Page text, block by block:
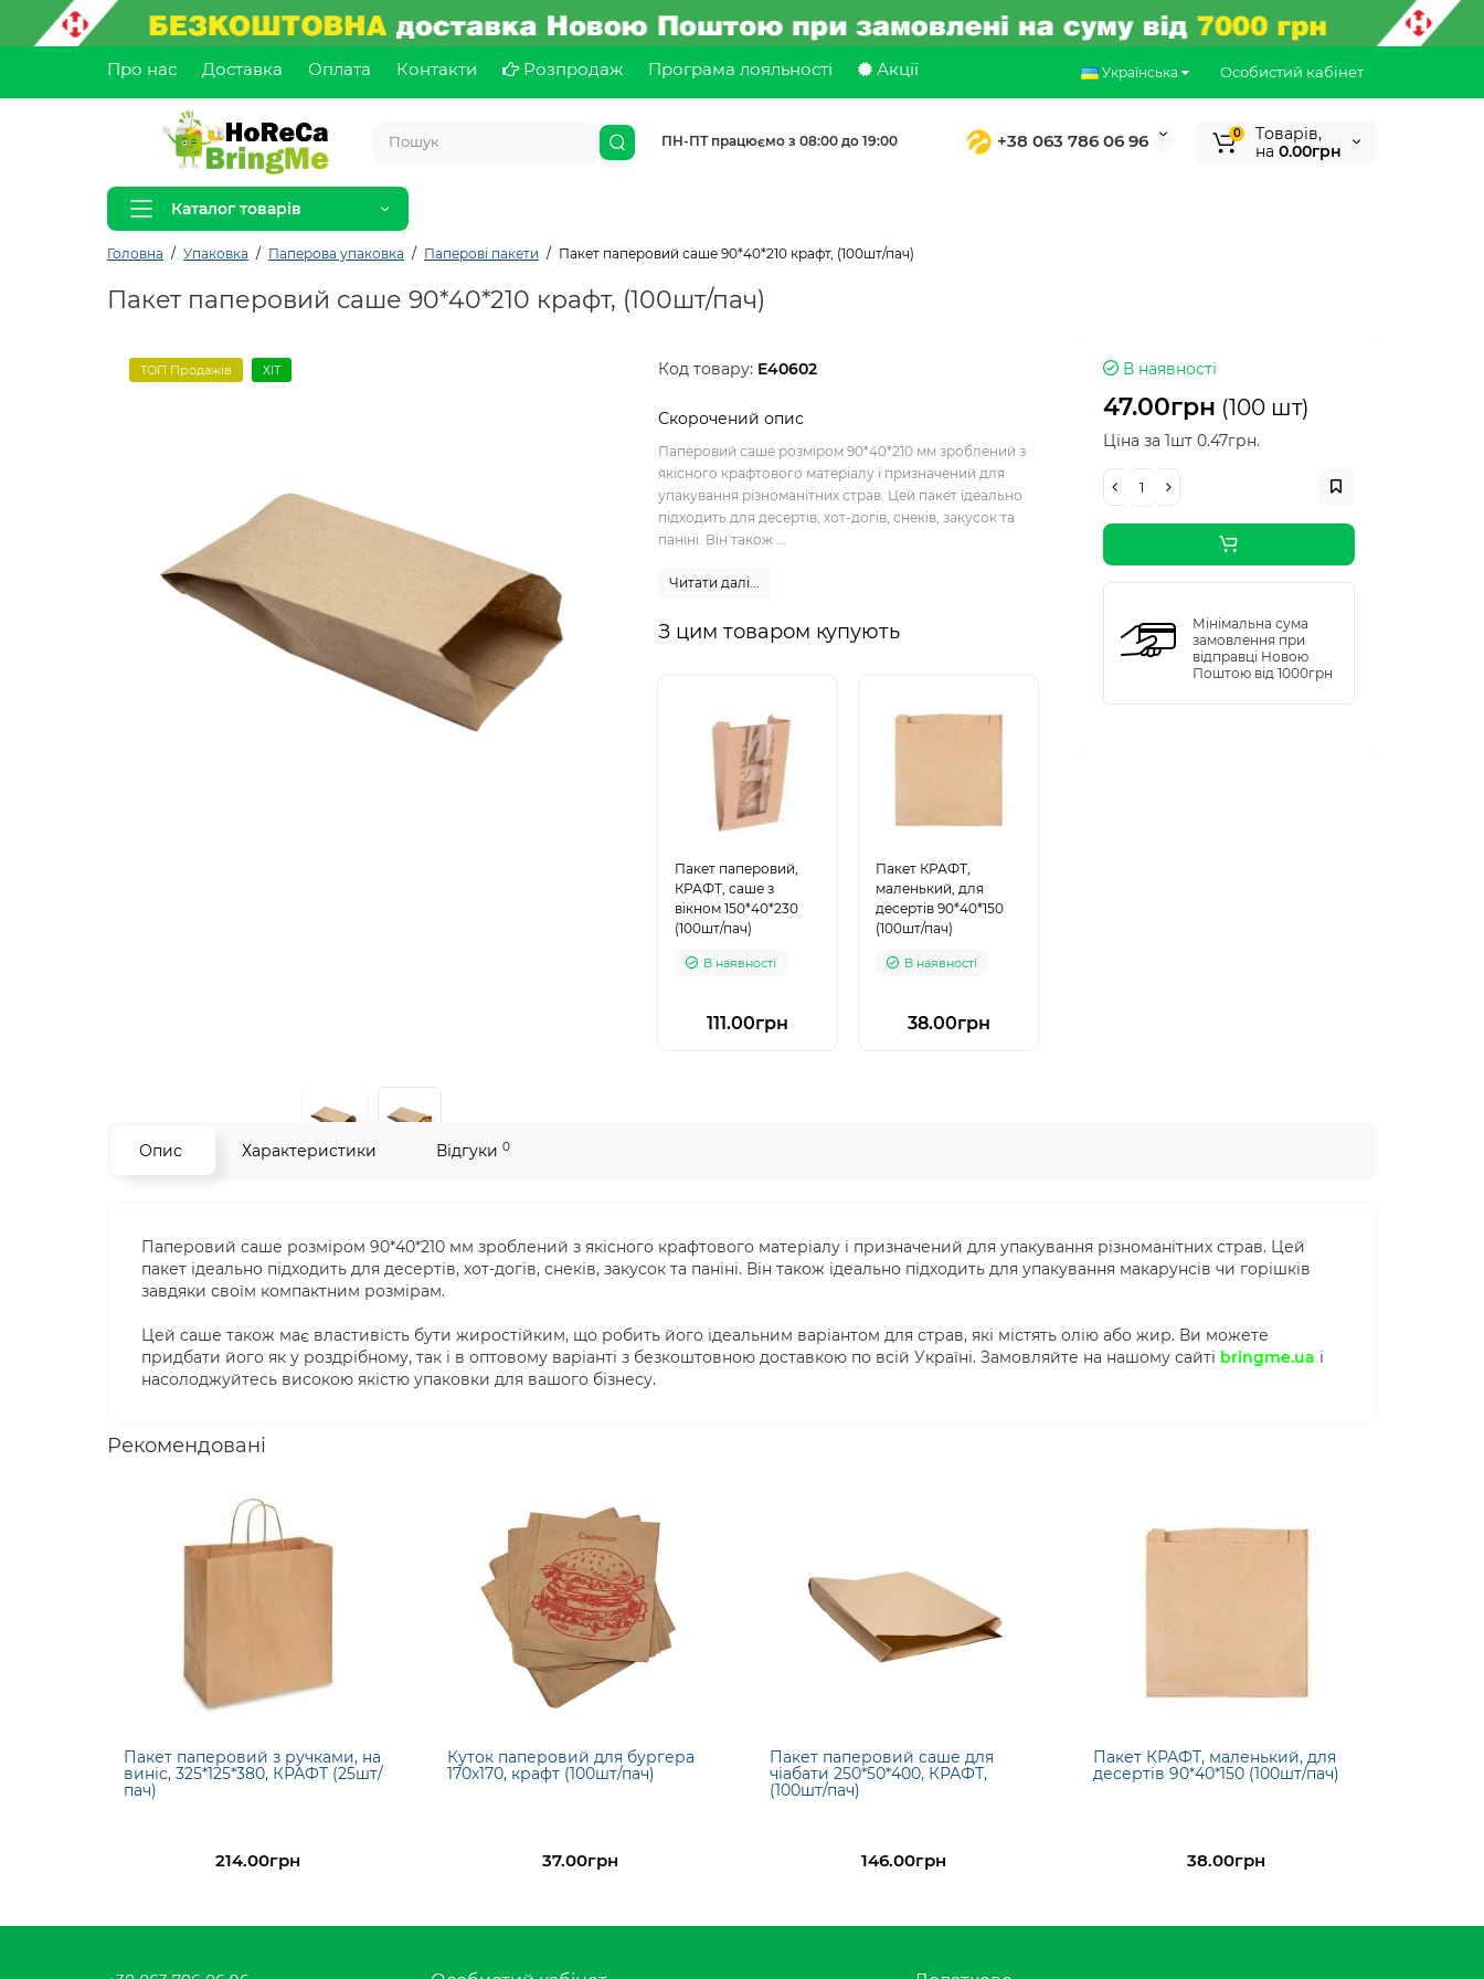
Про нас Доставка Оплата Контакти Розпродаж Програма лояльності Акції Особистий кабінет
Українська
ПН-ПТ працюємо з 08:00 до 19:00 +38 063 786 06 96 0
Tоварів,
на 0.00грн
Каталог товарів
Головна Упаковка Паперова упаковка Паперові пакети Пакет паперовий саше 90*40*210 крафт, (100шт/пач)
Пакет паперовий саше 90*40*210 крафт, (100шт/пач)
ТОП Продажів ХІТ Код товару: E40602
Скорочений опис
Паперовий саше розміром 90*40*210 мм зроблений з
якісного крафтового матеріалу і призначений для
упакування різноманітних страв. Цей пакет ідеально
підходить для десертів, хот-догів, снеків, закусок та
паніні. Він також ...
Читати далі...
З цим товаром купують
Пакет паперовий,
КРАФТ, саше з
вікном 150*40*230
(100шт/пач)
В наявності
111.00грн
Пакет КРАФТ,
маленький, для
десертів 90*40*150
(100шт/пач)
В наявності
38.00грн
В наявності
47.00грн (100 шт)
Ціна за 1шт 0.47грн.
Мінімальна сума
замовлення при
відправці Новою
Поштою від 1000грн
Опис Характеристики Відгуки 0
Паперовий саше розміром 90*40*210 мм зроблений з якісного крафтового матеріалу і призначений для упакування різноманітних страв. Цей
пакет ідеально підходить для десертів, хот-догів, снеків, закусок та паніні. Він також ідеально підходить для упакування макарунсів чи горішків
завдяки своїм компактним розмірам.
Цей саше також має властивість бути жиростійким, що робить його ідеальним варіантом для страв, які містять олію або жир. Ви можете
придбати його як у роздрібному, так і в оптовому варіанті з безкоштовною доставкою по всій Україні. Замовляйте на нашому сайті bringme.ua і
насолоджуйтесь високою якістю упаковки для вашого бізнесу.
Рекомендовані
Пакет паперовий з ручками, на
виніс, 325*125*380, КРАФТ (25шт/
пач)
214.00грн
Куток паперовий для бургера
170х170, крафт (100шт/пач)
37.00грн
Пакет паперовий саше для
чіабати 250*50*400, КРАФТ,
(100шт/пач)
146.00грн
Пакет КРАФТ, маленький, для
десертів 90*40*150 (100шт/пач)
38.00грн